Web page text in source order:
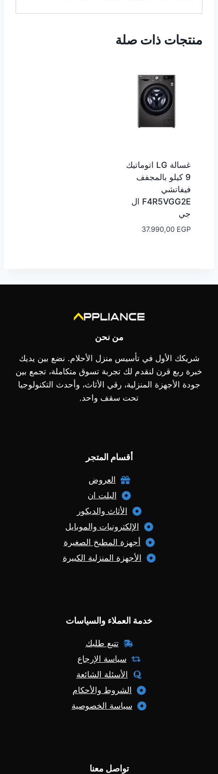
منتجات ذات صلة
غسالة LG اتوماتيك
9 كيلو بالمجفف
فيفاتشي
F4R5VGG2E ال
جي
37.990,00 EGP
من نحن
شريكك الأول في تأسيس منزل الأحلام. نضع بين يديك
خبرة ربع قرن لنقدم لك تجربة تسوق متكاملة، تجمع بين
جودة الأجهزة المنزلية، رقي الأثاث، وأحدث التكنولوجيا
تحت سقف واحد.
أقسام المتجر
العروض
البلت ان
الأثاث والديكور
الإلكترونيات والموبايل
أجهزة المطبخ الصغيرة
الأجهزة المنزلية الكبيرة
خدمة العملاء والسياسات
تتبع طلبك
سياسة الإرجاع
الأسئلة الشائعة
الشروط والأحكام
سياسة الخصوصية
تواصل معنا